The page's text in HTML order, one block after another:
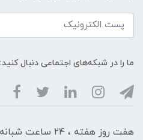
ما را در شبکه‌های اجتماعی دنبال کنید:
هفت روز هفته ، ۲۴